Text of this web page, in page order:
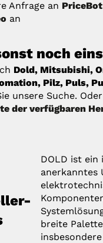
Anfrage an PriceBot
an
noch
Dold, Mitsubishi,
Pilz, Puls,
unsere Suche.
der verfügbaren
DOLD ist
anerkanntes
breite